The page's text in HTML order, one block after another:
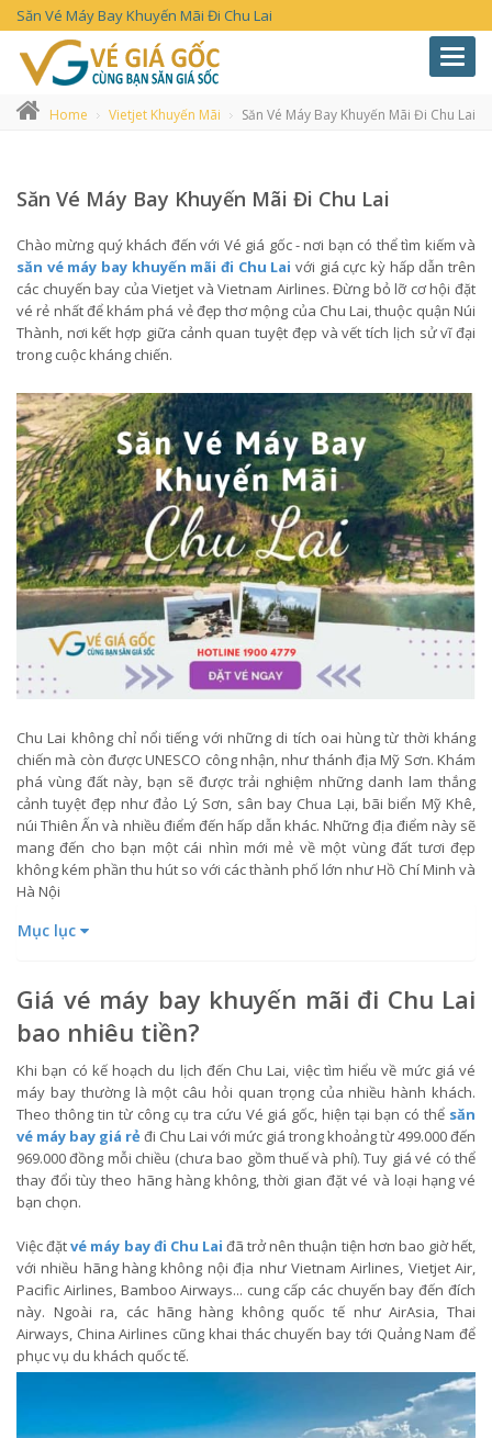
Săn Vé Máy Bay Khuyến Mãi Đi Chu Lai
Home Vietjet Khuyến Mãi Săn Vé Máy Bay Khuyến Mãi Đi Chu Lai
Săn Vé Máy Bay Khuyến Mãi Đi Chu Lai
Chào mừng quý khách đến với Vé giá gốc - nơi bạn có thể tìm kiếm và
săn vé máy bay khuyến mãi đi Chu Lai với giá cực kỳ hấp dẫn trên
các chuyến bay của Vietjet và Vietnam Airlines. Đừng bỏ lỡ cơ hội đặt
vé rẻ nhất để khám phá vẻ đẹp thơ mộng của Chu Lai, thuộc quận Núi
Thành, nơi kết hợp giữa cảnh quan tuyệt đẹp và vết tích lịch sử vĩ đại
trong cuộc kháng chiến.
Chu Lai không chỉ nổi tiếng với những di tích oai hùng từ thời kháng
chiến mà còn được UNESCO công nhận, như thánh địa Mỹ Sơn. Khám
phá vùng đất này, bạn sẽ được trải nghiệm những danh lam thắng
cảnh tuyệt đẹp như đảo Lý Sơn, sân bay Chua Lại, bãi biển Mỹ Khê,
núi Thiên Ấn và nhiều điểm đến hấp dẫn khác. Những địa điểm này sẽ
mang đến cho bạn một cái nhìn mới mẻ về một vùng đất tươi đẹp
không kém phần thu hút so với các thành phố lớn như Hồ Chí Minh và
Hà Nội
Mục lục
Giá vé máy bay khuyến mãi đi Chu Lai
bao nhiêu tiền?
Khi bạn có kế hoạch du lịch đến Chu Lai, việc tìm hiểu về mức giá vé
máy bay thường là một câu hỏi quan trọng của nhiều hành khách.
Theo thông tin từ công cụ tra cứu Vé giá gốc, hiện tại bạn có thể săn
vé máy bay giá rẻ đi Chu Lai với mức giá trong khoảng từ 499.000 đến
969.000 đồng mỗi chiều (chưa bao gồm thuế và phí). Tuy giá vé có thể
thay đổi tùy theo hãng hàng không, thời gian đặt vé và loại hạng vé
bạn chọn.
Việc đặtvé máy bay đi Chu Lai đã trở nên thuận tiện hơn bao giờ hết,
với nhiều hãng hàng không nội địa như Vietnam Airlines, Vietjet Air,
Pacific Airlines, Bamboo Airways... cung cấp các chuyến bay đến đích
này. Ngoài ra, các hãng hàng không quốc tế như AirAsia, Thai
Airways, China Airlines cũng khai thác chuyến bay tới Quảng Nam để
phục vụ du khách quốc tế.